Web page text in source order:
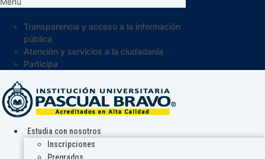
Transparencia y acceso a la información
pública
Atención y servicios a la ciudadanía
Participa
Estudia con nosotros
Inscripciones